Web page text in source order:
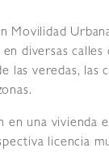
Movilidad
diversas
las veredas, las
una vivienda
licencia